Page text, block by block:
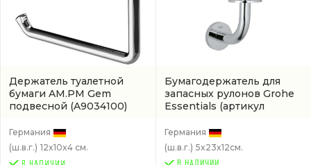
Держатель туалетной
бумаги AM.PM Gem
подвесной (A9034100)
Германия
(ш.в.г.) 12x10x4 см.
Бумагодержатель для
запасных рулонов Grohe
Essentials (артикул
Германия
(ш.в.г.) 5x23x12см.